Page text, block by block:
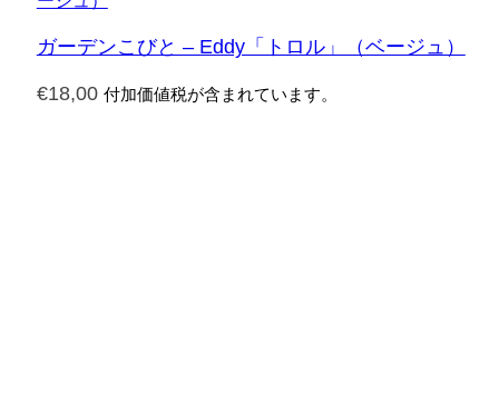
ガーデンこびと – Eddy「トロル」（ベージュ）
€18,00 付加価値税が含まれています。